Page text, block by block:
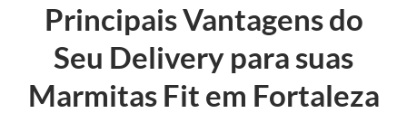
Principais Vantagens do
Seu Delivery para suas
Marmitas Fit em Fortaleza